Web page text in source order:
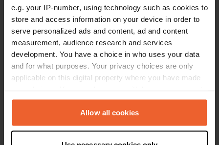
e.g. your IP-number, using technology such as cookies to
store and access information on your device in order to
serve personalized ads and content, ad and content
measurement, audience research and services
development. You have a choice in who uses your data
and for what purposes. Your privacy choices are only
applicable on this digital property where you have made
any time from the Cookie Declaration or by clicking on
the Privacy trigger icon.Allow all cookies
équipées
Contact
5700, Svendborg Municipality, Danemark
Coordonnées
55° 1' 57" N 10° 37' 2" E